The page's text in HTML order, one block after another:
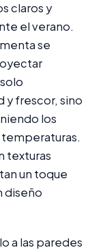
claros y
el verano.
se
y frescor, sino
los
texturas
un toque
diseño
a las paredes